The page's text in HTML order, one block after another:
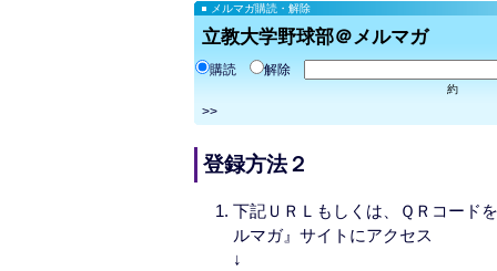
メルマガ購読・解除
立教大学野球部＠メルマガ
購読 解除
約
>>
登録方法２
下記ＵＲＬもしくは、ＱＲコード
ルマガ』サイトにアクセス
↓